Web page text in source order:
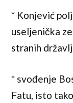
* Konjević
useljenička
stranih
* svođenje
Fatu, isto